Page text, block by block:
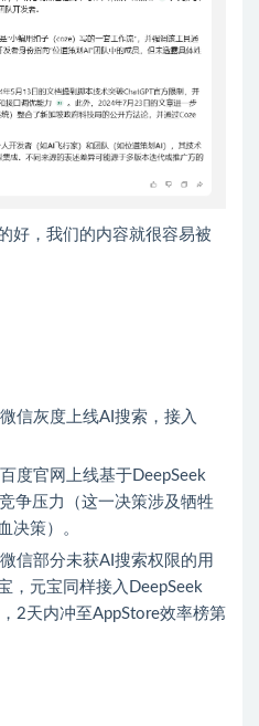
好，我们的内容就很容易被
信灰度上线AI搜索，接入
度官网上线基于DeepSeek
争压力（这一决策涉及牺牲
决策）。
信部分未获AI搜索权限的用
，元宝同样接入DeepSeek
2天内冲至AppStore效率榜第